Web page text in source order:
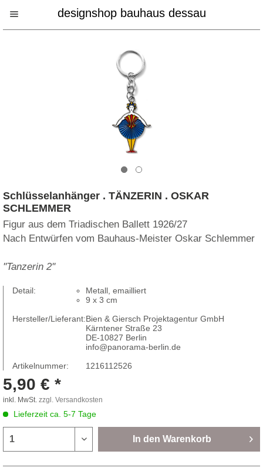
designshop bauhaus dessau
Schlüsselanhänger . TÄNZERIN . OSKAR
SCHLEMMER
Figur aus dem Triadischen Ballett 1926/27
Nach Entwürfen vom Bauhaus-Meister Oskar Schlemmer
''Tanzerin 2''
Detail:
Metall, emailliert
9 x 3 cm
Hersteller/Lieferant:Bien & Giersch Projektagentur GmbH
Kärntener Straße 23
DE-10827 Berlin
info@panorama-berlin.de
Artikelnummer:
1216112526
5,90 € *
inkl. MwSt. zzgl. Versandkosten
Lieferzeit ca. 5-7 Tage
In den Warenkorb